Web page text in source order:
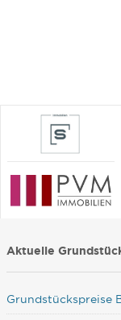
Aktuelle
Grundstückspreise